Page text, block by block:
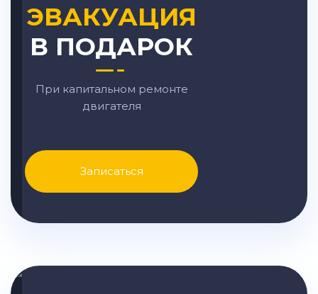
ЭВАКУАЦИЯ
В ПОДАРОК
При капитальном ремонте
двигателя
Записаться